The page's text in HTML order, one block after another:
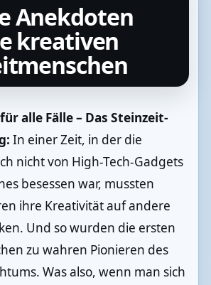
Anekdoten
kreativen
alle Fälle – Das Steinzeit-
In einer Zeit, in der die
nicht von High-Tech-Gadgets
besessen war, mussten
ihre Kreativität auf andere
Und so wurden die ersten
zu wahren Pionieren des
Was also, wenn man sich